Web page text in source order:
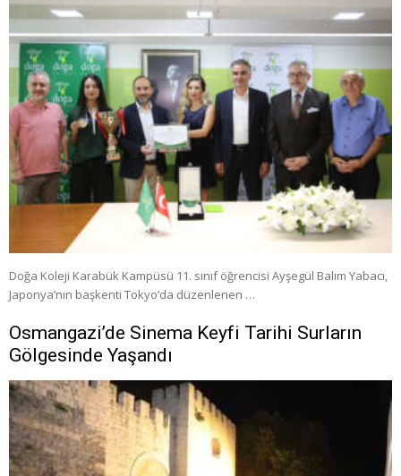
Doğa Koleji Karabük Kampüsü 11. sınıf öğrencisi Ayşegül Balım Yabacı,
Japonya’nın başkenti Tokyo’da düzenlenen …
Osmangazi’de Sinema Keyfi Tarihi Surların
Gölgesinde Yaşandı